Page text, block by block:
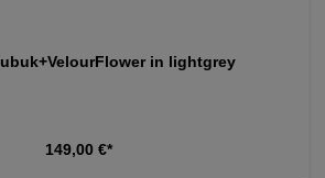
in lightgrey
149,00 €*